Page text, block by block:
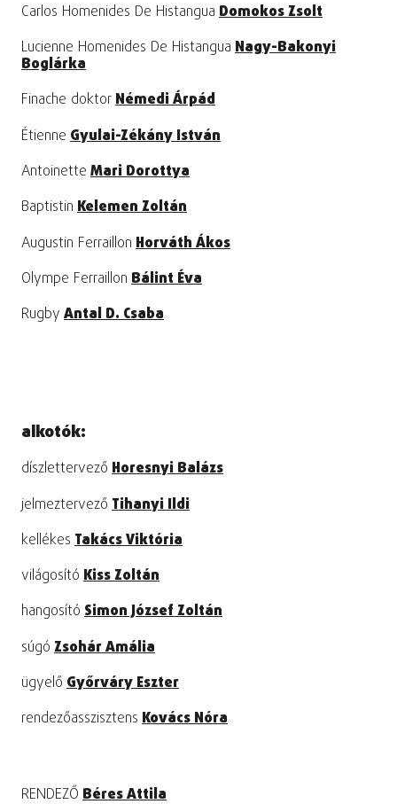
Carlos Homenides De Histangua Domokos Zsolt
Lucienne Homenides De Histangua Nagy-Bakonyi
Boglárka
Finache doktorNémedi Árpád
Étienne Gyulai-Zékány István
Antoinette Mari Dorottya
Baptistin Kelemen Zoltán
Augustin Ferraillon Horváth Ákos
Olympe Ferraillon Bálint Éva
Rugby Antal D. Csaba
alkotók:
díszlettervező Horesnyi Balázs
jelmeztervező Tihanyi Ildi
kellékes Takács Viktória
világosító Kiss Zoltán
hangosító Simon József Zoltán
súgó Zsohár Amália
ügyelő Győrváry Eszter
rendezőasszisztens Kovács Nóra
RENDEZŐ Béres Attila